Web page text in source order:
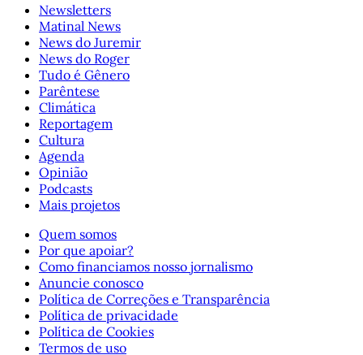
Newsletters
Matinal News
News do Juremir
News do Roger
Tudo é Gênero
Parêntese
Climática
Reportagem
Cultura
Agenda
Opinião
Podcasts
Mais projetos
Quem somos
Por que apoiar?
Como financiamos nosso jornalismo
Anuncie conosco
Política de Correções e Transparência
Política de privacidade
Política de Cookies
Termos de uso